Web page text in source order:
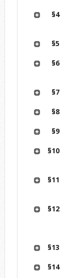
§4
§5
§6
§7
§8
§9
§10
§11
§12
§13
§14